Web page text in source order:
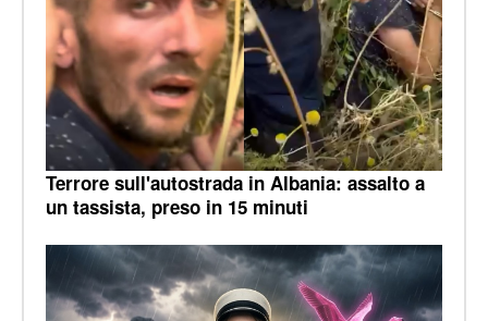
Terrore sull'autostrada in Albania: assalto a
un tassista, preso in 15 minuti